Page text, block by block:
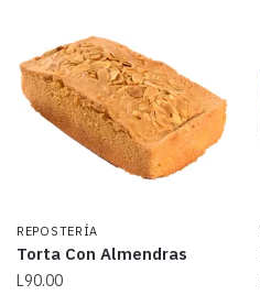
REPOSTERÍA
Torta Con Almendras
L90.00